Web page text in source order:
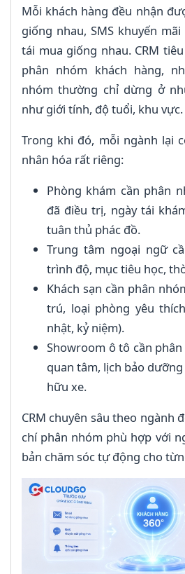
Mỗi khách hàng đều nhận
giống nhau, SMS khuyến
tái mua giống nhau. CRM
phân nhóm khách hàng,
nhóm thường chỉ dừng ở
như giới tính, độ tuổi, khu vực.
Trong khi đó, mỗi ngành lại
nhân hóa rất riêng:
Phòng khám cần phân
đã điều trị, ngày tái
tuân thủ phác đồ.
Trung tâm ngoại ngữ
trình độ, mục tiêu học,
Khách sạn cần phân
trú, loại phòng yêu
nhật, kỷ niệm).
Showroom ô tô cần
quan tâm, lịch bảo
hữu xe.
CRM chuyên sâu theo ngành
chí phân nhóm phù hợp với
bản chăm sóc tự động cho